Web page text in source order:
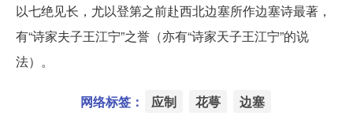
以七绝见长，尤以登第之前赴西北边塞所作边塞诗最著，
有“诗家夫子王江宁”之誉（亦有“诗家天子王江宁”的说
法）。
网络标签： 应制 花萼 边塞